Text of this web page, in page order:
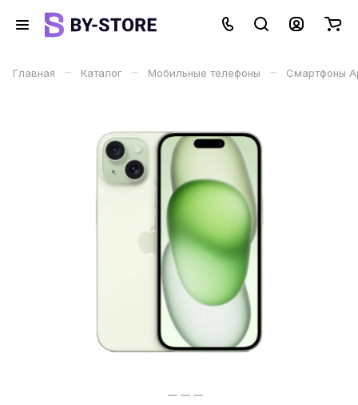
Главная – Каталог – Мобильные телефоны – Смартфоны